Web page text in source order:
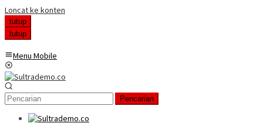
Loncat ke konten
tutup
tutup
Menu Mobile
Pencarian